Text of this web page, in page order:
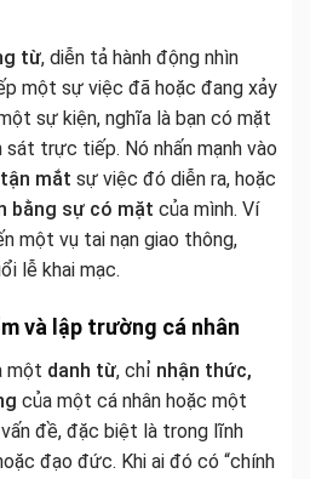
từ, diễn tả hành động nhìn
một sự việc đã hoặc đang xảy
sự kiện, nghĩa là bạn có mặt
sát trực tiếp. Nó nhấn mạnh vào
mắt sự việc đó diễn ra, hoặc
bằng sự có mặt của mình. Ví
một vụ tai nạn giao thông,
lễ khai mạc.
và lập trường cá nhân
một danh từ, chỉ nhận thức,
của một cá nhân hoặc một
đề, đặc biệt là trong lĩnh
đạo đức. Khi ai đó có “chính